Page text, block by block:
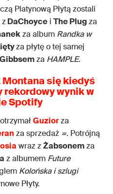
Platynową Płytą zostali
zDaChoyce i The Plugza
za album Randka w
za płytę o tej samej
Gibbsemza HAMPLE.
się kiedyś
rekordowy wynik w
Spotify
Guziorza
za sprzedaż =. Potrójną
wraz zŻabsonemza
z albumem Future
Kolońska i szlugi
Płyty.